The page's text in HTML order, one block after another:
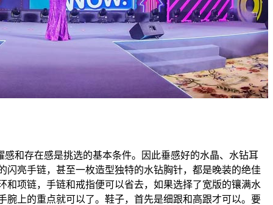
存在感是挑选的基本条件。因此垂感好的水晶、水钻耳
闪亮手链，甚至一枚造型独特的水钻胸针，都是晚装的绝佳
和项链，手链和戒指便可以省去，如果选择了宽版的镶满水
腕上的重点就可以了。鞋子，首先是细跟和高跟才可以。要